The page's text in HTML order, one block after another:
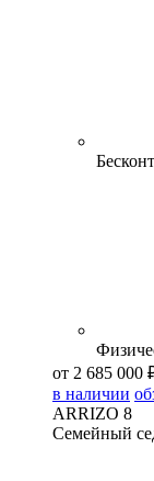
от 2 685 000
в наличии
ARRIZO 8
Семейный